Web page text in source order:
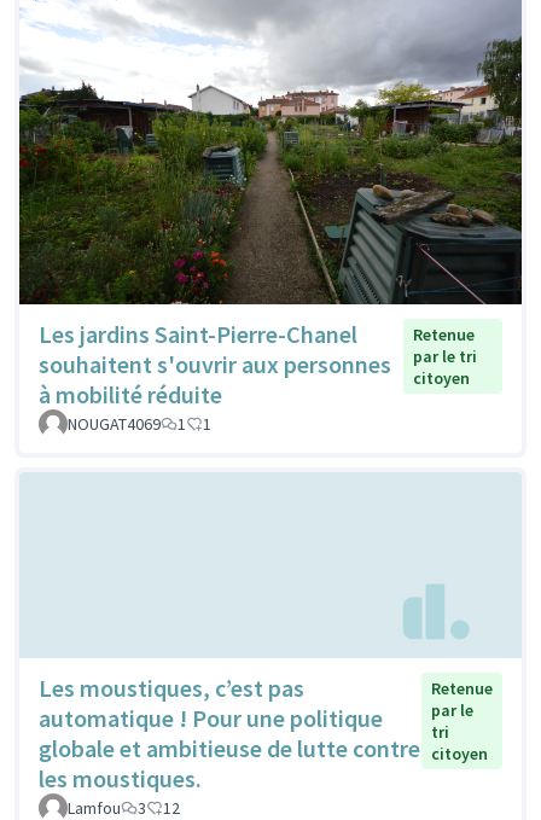
Les jardins Saint-Pierre-Chanel
souhaitent s'ouvrir aux personnes
à mobilité réduite
Retenue
par le tri
citoyen
NOUGAT4069 1 1
Les moustiques, c’est pas
automatique ! Pour une politique
globale et ambitieuse de lutte contre
les moustiques.
Retenue
par le
tri
citoyen
Lamfou 3 12